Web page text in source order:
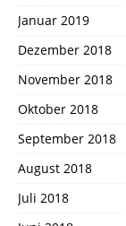
Januar 2019
Dezember 2018
November 2018
Oktober 2018
September 2018
August 2018
Juli 2018